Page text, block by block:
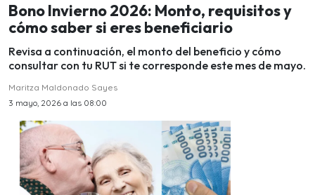
Bono Invierno 2026: Monto, requisitos y
cómo saber si eres beneficiario
Revisa a continuación, el monto del beneficio y cómo
consultar con tu RUT si te corresponde este mes de mayo.
Maritza Maldonado Sayes
3 mayo, 2026 a las 08:00